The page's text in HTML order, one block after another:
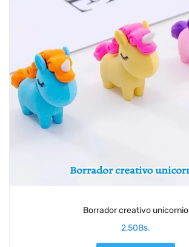
Borrador creativo unicornio
2,50Bs.